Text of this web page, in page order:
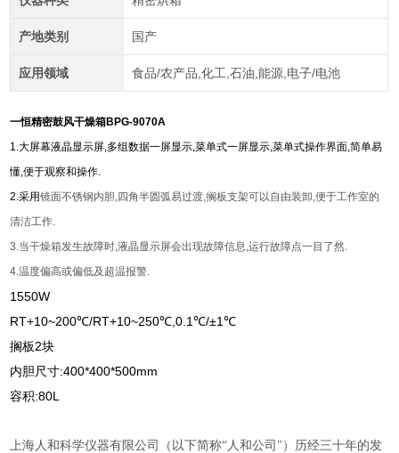
产地类别 国产
应用领域 食品/农产品,化工,石油,能源,电子/电池
一恒精密鼓风干燥箱BPG-9070A
1.大屏幕液晶显示屏,多组数据一屏显示,菜单式一屏显示,菜单式操作界面,简单易
懂,便于观察和操作.
2.采用镜面不锈钢内胆,四角半圆弧易过渡,搁板支架可以自由装卸,便于工作室的
清洁工作.
3.当干燥箱发生故障时,液晶显示屏会出现故障信息,运行故障点一目了然.
4.温度偏高或偏低及超温报警.
1550W
RT+10~200℃/RT+10~250℃,0.1℃/±1℃
搁板2块
内胆尺寸:400*400*500mm
容积:80L
上海人和科学仪器有限公司（以下简称“人和公司"）历经三十年的发